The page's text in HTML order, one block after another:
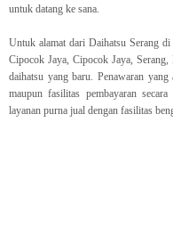
untuk datang ke sana.
Untuk alamat dari Daihatsu Serang
Cipocok Jaya, Cipocok Jaya,
daihatsu yang baru. Penawaran
maupun fasilitas pembayaran
layanan purna jual dengan fasilitas